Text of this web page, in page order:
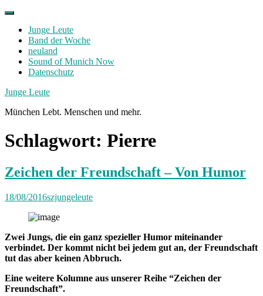
Skip
contentJunge Leute
Band der Woche
neuland
Sound of Munich Now
Datenschutz
Facebook
Twitter
Instagram
Junge Leute
München Lebt. Menschen und mehr.
Schlagwort: Pierre
Zeichen der Freundschaft – Von Humor
18/08/2016szjungeleute
Zwei Jungs, die ein ganz spezieller Humor miteinander
verbindet. Der kommt nicht bei jedem gut an, der Freundschaft
tut das aber keinen Abbruch.
Eine weitere Kolumne aus unserer Reihe “Zeichen der
Freundschaft”.